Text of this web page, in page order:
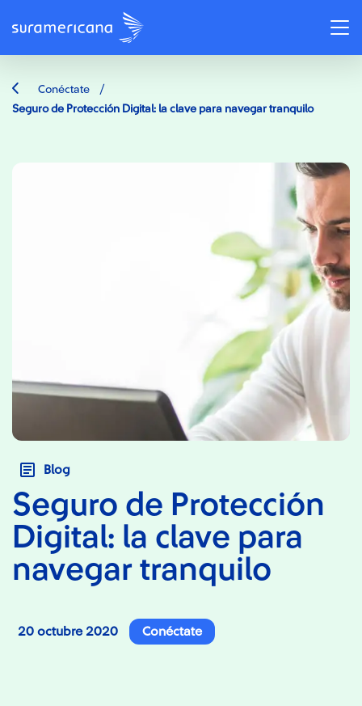
Conéctate /
Seguro de Protección Digital: la clave para navegar tranquilo
Blog
Seguro de Protección
Digital: la clave para
navegar tranquilo
20 octubre 2020 Conéctate